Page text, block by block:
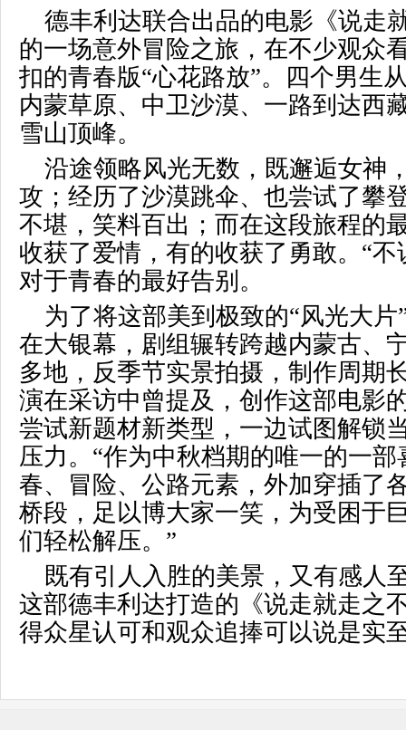
德丰利达联合出品的电影《说走
的一场意外冒险之旅，在不少观众
扣的青春版“心花路放”。四个男生
内蒙草原、中卫沙漠、一路到达西
雪山顶峰。
沿途领略风光无数，既邂逅女神
攻；经历了沙漠跳伞、也尝试了攀
不堪，笑料百出；而在这段旅程的
收获了爱情，有的收获了勇敢。“不
对于青春的最好告别。
为了将这部美到极致的“风光大
在大银幕，剧组辗转跨越内蒙古、
多地，反季节实景拍摄，制作周期
演在采访中曾提及，创作这部电影
尝试新题材新类型，一边试图解锁
压力。“作为中秋档期的唯一的一
春、冒险、公路元素，外加穿插了
桥段，足以博大家一笑，为受困于
们轻松解压。”
既有引人入胜的美景，又有感人
这部德丰利达打造的《说走就走之
得众星认可和观众追捧可以说是实